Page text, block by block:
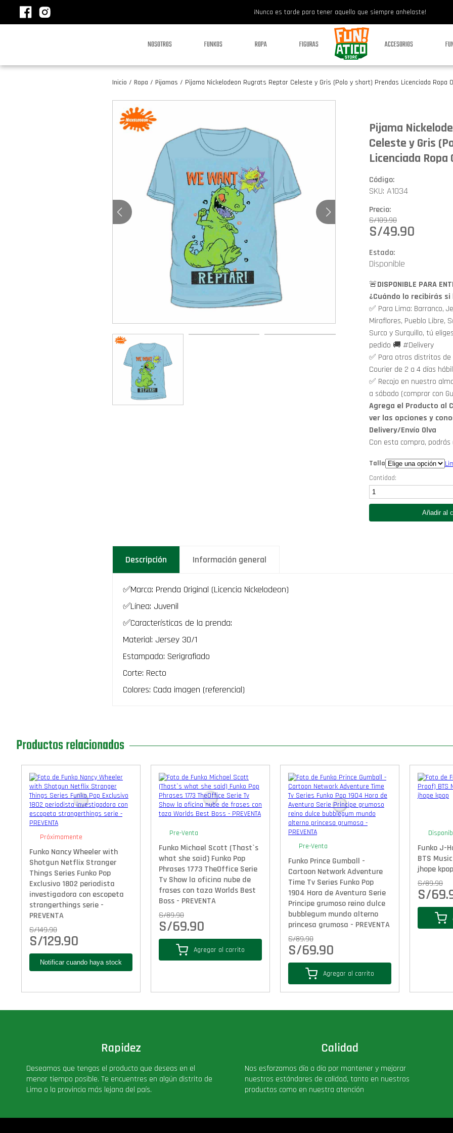
¡Nunca es tarde para tener aquello que siempre anhelaste!
NOSOTROS FUNKOS ROPA FIGURAS ACCESORIOS
Inicio / Ropa / Pijamas / Pijama Nickelodeon Rugrats Reptar Celeste y Gris (Polo y short) Prendas Licenciada Ropa
Pijama
Celeste y Gris
Licenciada Ropa
Código:
SKU: A1034
Precio:
S/109.90
S/49.90
Estado:
Disponible
🚨DISPONIBLE PARA
¿Cuándo lo recibirás
✅ Para Lima: Barranco,
Miraflores, Pueblo Libre,
Surco y Surquillo, tú
pedido 🚚 #Delivery
✅ Para otros distritos de
Courier de 2 a 4 días
✅ Recojo en nuestro
a sábado (comprar con
Agrega el Producto al
ver las opciones y
Delivery/Envío Olva
Con esta compra,
Talla
Cantidad:
Pijama
Nickelodeon
Rugrats
Celeste
Añadir al
Descripción Información general
✅Marca: Prenda Original (Licencia Nickelodeon)
✅Línea: Juvenil
✅Características de la prenda:
Material: Jersey 30/1
Estampado: Serigrafiado
Corte: Recto
Colores: Cada imagen (referencial)
Productos relacionados
Próximamente
Funko Nancy Wheeler with
Shotgun Netflix Stranger
Things Series Funko Pop
Exclusivo 1802 periodista
investigadora con escopeta
strangerthings serie -
PREVENTA
S/149.90
S/129.90
Pre-Venta
Funko Michael Scott (Thast`s
what she said) Funko Pop
Phrases 1773 TheOffice Serie
Tv Show la oficina nube de
frases con taza Worlds Best
Boss - PREVENTA
S/89.90
S/69.90
Agregar al carrito
Pre-Venta
Funko Prince Gumball -
Cartoon Network Adventure
Time Tv Series Funko Pop
1904 Hora de Aventura Serie
Principe grumoso reino dulce
bubblegum mundo alterno
princesa grumosa - PREVENTA
S/89.90
S/69.90
Agregar al carrito
Funko J-
BTS
jhope kpop
S/89.90
S/
Rapidez
Deseamos que tengas el producto que deseas en el
menor tiempo posible. Te encuentres en algún distrito de
Lima o la provincia más lejana del país.
Calidad
Nos esforzamos día a día por mantener y mejorar
nuestros estándares de calidad, tanto en nuestros
productos como en nuestra atención